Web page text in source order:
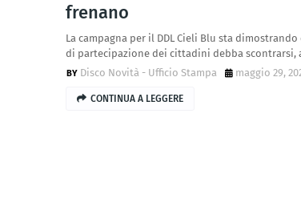
frenano
La campagna per il DDL Cieli Blu sta
di partecipazione dei cittadini debba scontrarsi,
Disco Novità - Ufficio Stampa
maggio 29,
CONTINUA A LEGGERE